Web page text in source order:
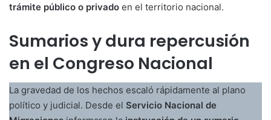
trámite público o privado en el territorio nacional.
Sumarios y dura repercusión
en el Congreso Nacional
La gravedad de los hechos escaló rápidamente al plano
político y judicial. Desde el Servicio Nacional de